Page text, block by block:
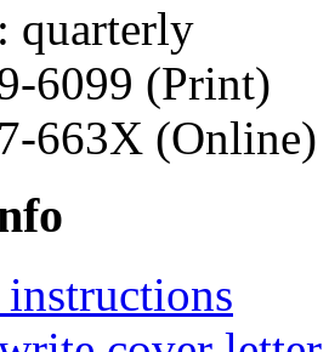
quarterly
6099 (Print)
663X (Online)